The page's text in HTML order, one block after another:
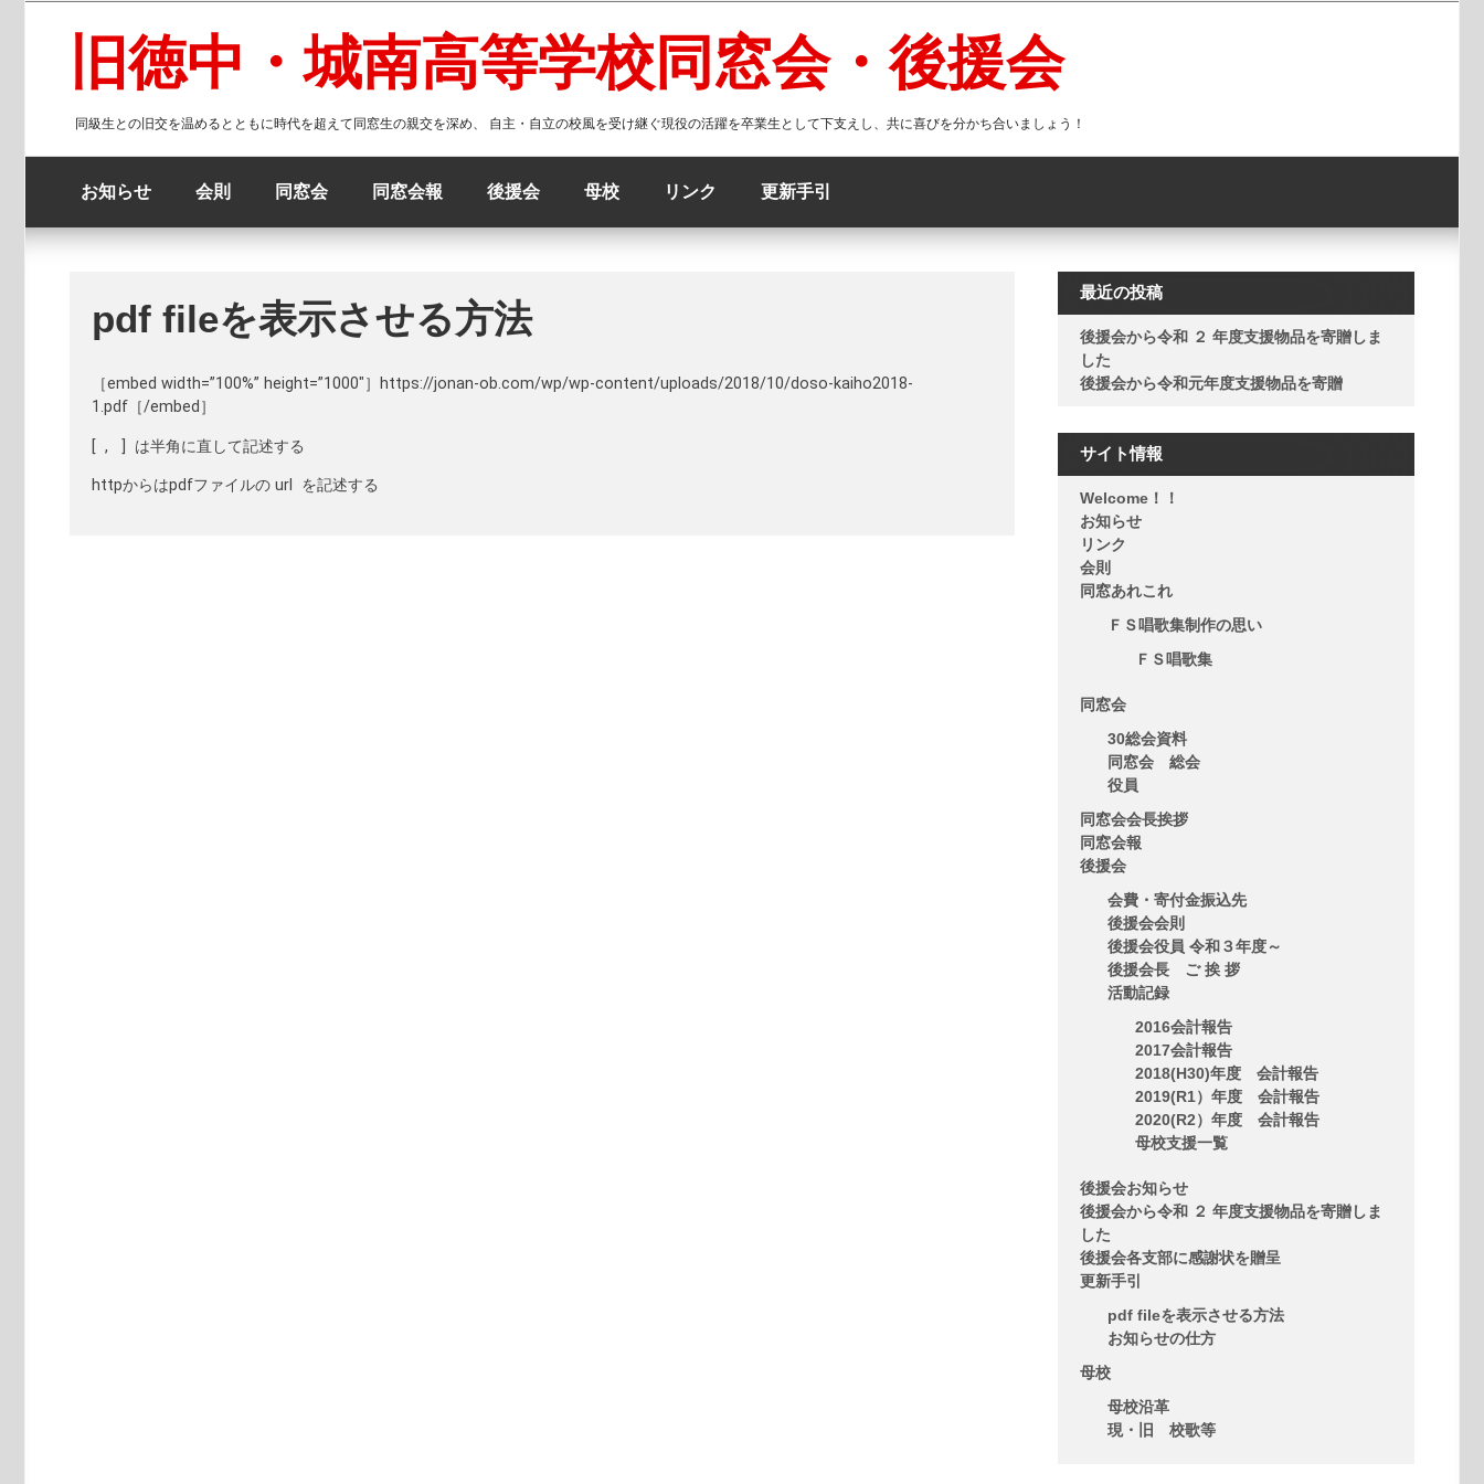
旧徳中・城南高等学校同窓会・後援会
同級生との旧交を温めるとともに時代を超えて同窓生の親交を深め、 自主・自立の校風を受け継ぐ現役の活躍を卒業生として下支えし、共に喜びを分かち合いましょう！
お知らせ 会則 同窓会 同窓会報 後援会 母校 リンク 更新手引
pdf fileを表示させる方法
［embed width=”100%” height=”1000″］https://jonan-ob.com/wp/wp-content/uploads/2018/10/doso-kaiho2018-
1.pdf［/embed］
[ , ] は半角に直して記述する
httpからはpdfファイルの url を記述する
最近の投稿
後援会から令和 ２ 年度支援物品を寄贈しま
した
後援会から令和元年度支援物品を寄贈
サイト情報
Welcome！！
お知らせ
リンク
会則
同窓あれこれ
ＦＳ唱歌集制作の思い
ＦＳ唱歌集
同窓会
30総会資料
同窓会 総会
役員
同窓会会長挨拶
同窓会報
後援会
会費・寄付金振込先
後援会会則
後援会役員 令和３年度～
後援会長 ご 挨 拶
活動記録
2016会計報告
2017会計報告
2018(H30)年度 会計報告
2019(R1）年度 会計報告
2020(R2）年度 会計報告
母校支援一覧
後援会お知らせ
後援会から令和 ２ 年度支援物品を寄贈しま
した
後援会各支部に感謝状を贈呈
更新手引
pdf fileを表示させる方法
お知らせの仕方
母校
母校沿革
現・旧 校歌等